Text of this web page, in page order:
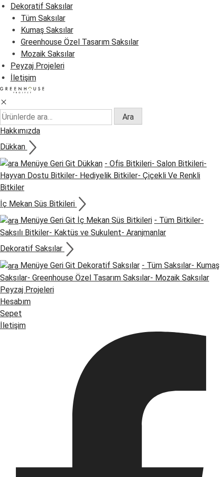
Dekoratif Saksılar
Tüm Saksılar
Kumaş Saksılar
Greenhouse Özel Tasarım Saksılar
Mozaik Saksılar
Peyzaj Projeleri
İletişim
Ara:
Ara
Hakkımızda
Dükkan
Menüye Geri Git Dükkan - Ofis Bitkileri- Salon Bitkileri-
Hayvan Dostu Bitkiler- Hediyelik Bitkiler- Çiçekli Ve Renkli
Bitkiler
İç Mekan Süs Bitkileri
Menüye Geri Git İç Mekan Süs Bitkileri - Tüm Bitkiler-
Saksılı Bitkiler- Kaktüs ve Sukulent- Aranjmanlar
Dekoratif Saksılar
Menüye Geri Git Dekoratif Saksılar - Tüm Saksılar- Kumaş
Saksılar- Greenhouse Özel Tasarım Saksılar- Mozaik Saksılar
Peyzaj Projeleri
Hesabım
Sepet
İletişim